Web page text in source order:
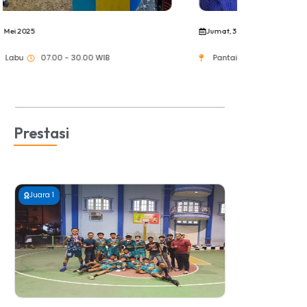
Jumat, 3 Mei 2025
Pantai Labu 07.00 - 00.00 WIB
Prestasi
Juara 1